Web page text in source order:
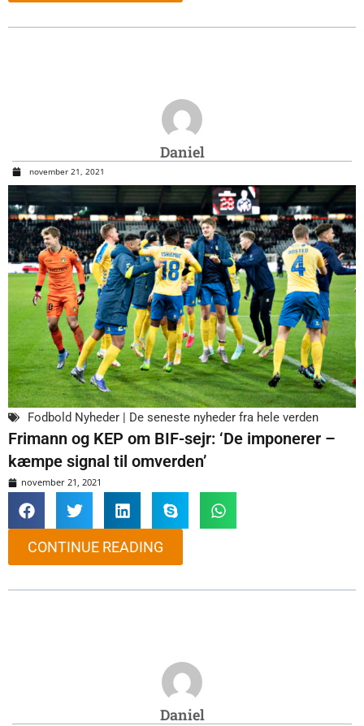
Daniel
november 21, 2021
Fodbold Nyheder | De seneste nyheder fra hele verden
Frimann og KEP om BIF-sejr: ‘De imponerer –
kæmpe signal til omverden’
november 21, 2021
CONTINUE READING
Daniel